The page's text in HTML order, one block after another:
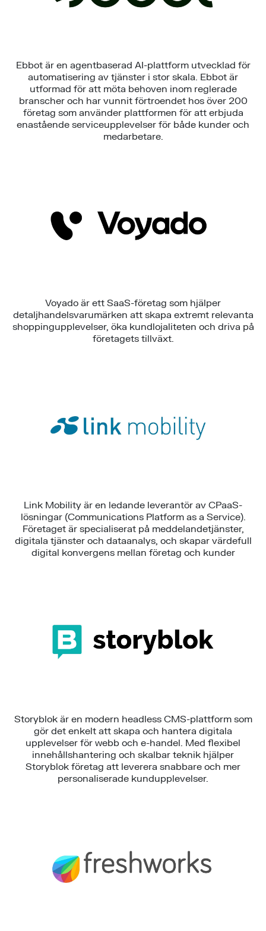
Ebbot är en agentbaserad AI-plattform utvecklad för
automatisering av tjänster i stor skala. Ebbot är
utformad för att möta behoven inom reglerade
branscher och har vunnit förtroendet hos över 200
företag som använder plattformen för att erbjuda
enastående serviceupplevelser för både kunder och
medarbetare.
Voyado är ett SaaS-företag som hjälper
detaljhandelsvarumärken att skapa extremt relevanta
shoppingupplevelser, öka kundlojaliteten och driva på
företagets tillväxt.
Link Mobility är en ledande leverantör av CPaaS-
lösningar (Communications Platform as a Service).
Företaget är specialiserat på meddelandetjänster,
digitala tjänster och dataanalys, och skapar värdefull
digital konvergens mellan företag och kunder
Storyblok är en modern headless CMS-plattform som
gör det enkelt att skapa och hantera digitala
upplevelser för webb och e-handel. Med flexibel
innehållshantering och skalbar teknik hjälper
Storyblok företag att leverera snabbare och mer
personaliserade kundupplevelser.